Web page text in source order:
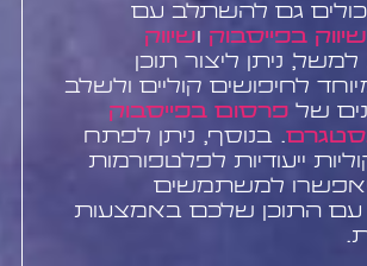
גם להשתלב עם
שיווק בפייסבוק ושיווק
למשל, ניתן ליצור תוכן
לחיפושים קוליים ולשלב
של פרסום בפייסבוק
. בנוסף, ניתן לפתח
ייעודיות לפלטפורמות
למשתמשים
עם התוכן שלכם באמצעות